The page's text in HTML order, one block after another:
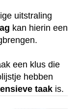
uitstraling
kan hierin een
een klus die
hebben
taak is.